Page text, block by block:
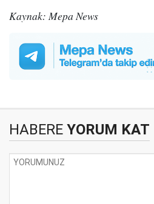
Kaynak: Mepa News
HABERE YORUM KAT